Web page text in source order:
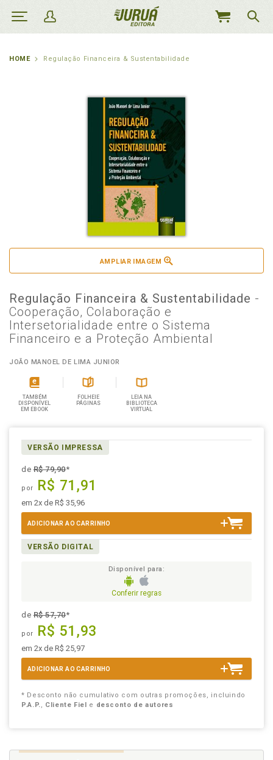
MEU
HOME Regulação Financeira & Sustentabilidade
AMPLIAR IMAGEM
Regulação Financeira & Sustentabilidade -
Cooperação, Colaboração e
Intersetorialidade entre o Sistema
Financeiro e a Proteção Ambiental
JOÃO MANOEL DE LIMA JUNIOR
TAMBÉM
DISPONÍVEL
EM EBOOK
FOLHEIE
PÁGINAS
LEIA NA
BIBLIOTECA
VIRTUAL
VERSÃO IMPRESSA
deR$ 79,90*
por R$ 71,91
em 2x de R$ 35,96
ADICIONAR AO CARRINHO
VERSÃO DIGITAL
Disponível para:
Conferir regras
deR$ 57,70*
por R$ 51,93
em 2x de R$ 25,97
ADICIONAR AO CARRINHO
* Desconto não cumulativo com outras promoções, incluindo
P.A.P., Cliente Fiel e desconto de autores